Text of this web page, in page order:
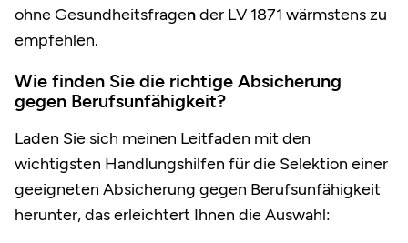
ohne Gesundheitsfragender LV 1871 wärmstens zu
empfehlen.
Wie finden Sie die richtige Absicherung
gegen Berufsunfähigkeit?
Laden Sie sich meinen Leitfaden mit den
wichtigsten Handlungshilfen für die Selektion einer
geeigneten Absicherung gegen Berufsunfähigkeit
herunter, das erleichtert Ihnen die Auswahl: